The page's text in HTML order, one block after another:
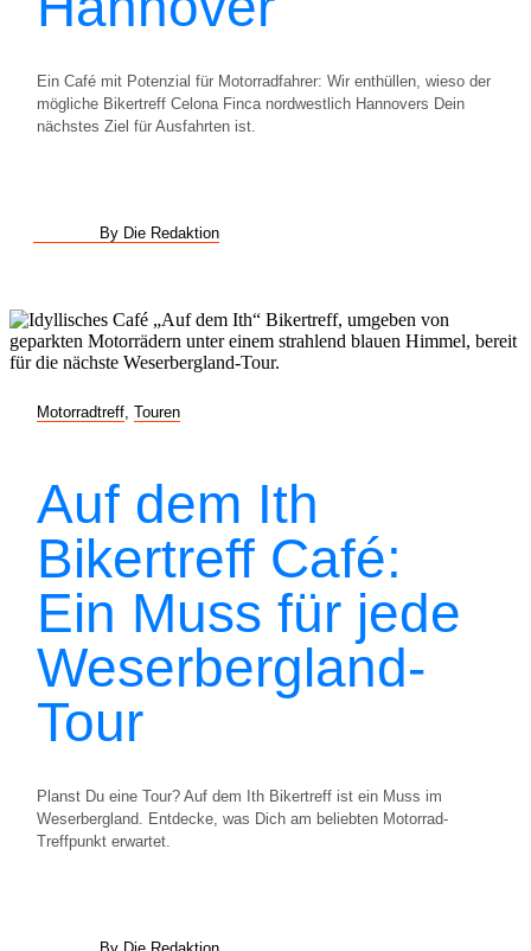
Ein Café mit Potenzial für Motorradfahrer: Wir enthüllen, wieso der
mögliche Bikertreff Celona Finca nordwestlich Hannovers Dein
nächstes Ziel für Ausfahrten ist.
By Die Redaktion
Motorradtreff Touren
Auf dem Ith
Bikertreff Café:
Ein Muss für jede
Weserbergland-
Tour
Planst Du eine Tour? Auf dem Ith Bikertreff ist ein Muss im
Weserbergland. Entdecke, was Dich am beliebten Motorrad-
Treffpunkt erwartet.